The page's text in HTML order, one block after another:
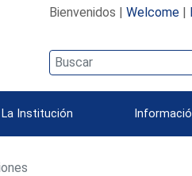
Bienvenidos | Welcome|
La Institución